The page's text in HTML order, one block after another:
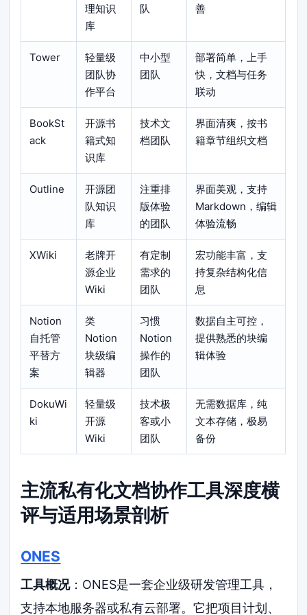
理知识
库
队 善
Tower
轻量级
团队协
作平台
中小型
团队
部署简单，上手
快，文档与任务
联动
BookSt
ack
开源书
籍式知
识库
技术文
档团队
界面清爽，按书
籍章节组织文档
Outline
开源团
队知识
库
注重排
版体验
的团队
界面美观，支持
Markdown，编辑
体验流畅
XWiki
老牌开
源企业
Wiki
有定制
需求的
团队
宏功能丰富，支
持复杂结构化信
息
Notion
自托管
平替方
案
类
Notion
块级编
辑器
习惯
Notion
操作的
团队
数据自主可控，
提供熟悉的块编
辑体验
DokuWi
ki
轻量级
开源
Wiki
技术极
客或小
团队
无需数据库，纯
文本存储，极易
备份
主流私有化文档协作工具深度横
评与适用场景剖析
ONES
工具概况：ONES是一套企业级研发管理工具，
支持本地服务器或私有云部署。它把项目计划、